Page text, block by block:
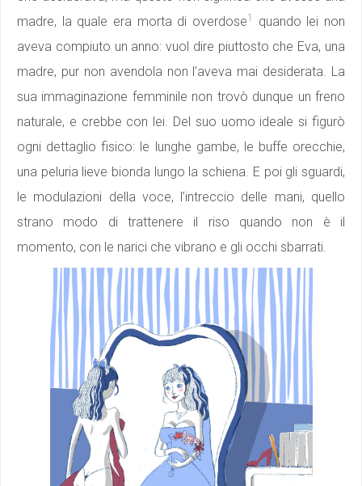
madre, la quale era morta di overdose1
quando lei non
aveva compiuto un anno: vuol dire piuttosto che Eva, una
madre, pur non avendola non l’aveva mai desiderata. La
sua immaginazione femminile non trovò dunque un freno
naturale, e crebbe con lei. Del suo uomo ideale si figurò
ogni dettaglio fisico: le lunghe gambe, le buffe orecchie,
una peluria lieve bionda lungo la schiena. E poi gli sguardi,
le modulazioni della voce, l’intreccio delle mani, quello
strano modo di trattenere il riso quando non è il
momento, con le narici che vibrano e gli occhi sbarrati.